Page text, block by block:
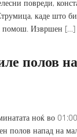
повреди,
каде што
помош. Извршен […]
полов
ноќ во
полов напад на